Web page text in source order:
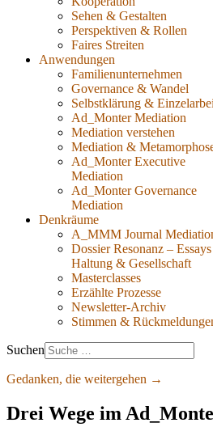
Sehen & Gestalten
Perspektiven & Rollen
Faires Streiten
Anwendungen
Familienunternehmen
Governance & Wandel
Selbstklärung &
Ad_Monter Mediation
Mediation verstehen
Mediation &
Ad_Monter Executive
Mediation
Ad_Monter Governance
Mediation
Denkräume
A_MMM Journal
Dossier Resonanz –
Haltung & Gesellschaft
Masterclasses
Erzählte Prozesse
Newsletter-Archiv
Stimmen &
Suchen
Gedanken, die weitergehen →
Drei Wege im